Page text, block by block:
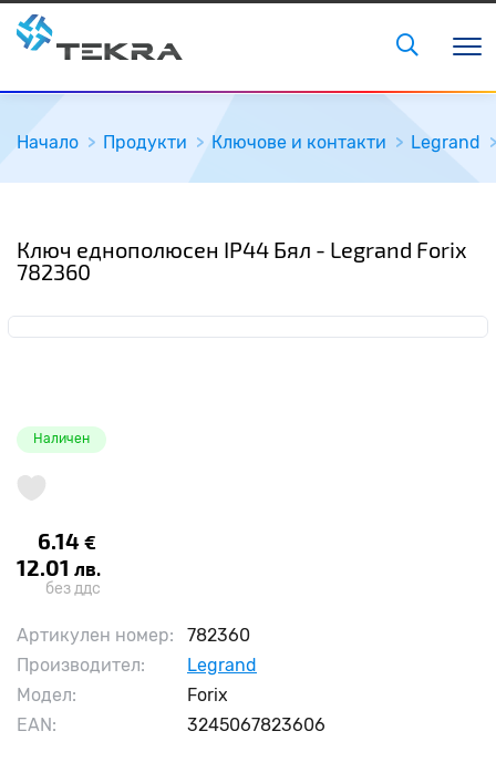
Начало Продукти Ключове и контакти Legrand
Ключ еднополюсен IP44 Бял - Legrand Forix
782360
Наличен
6.14 €
12.01 лв.
без ддс
Артикулен номер:
782360
Производител:
Legrand
Модел:
Forix
EAN:
3245067823606